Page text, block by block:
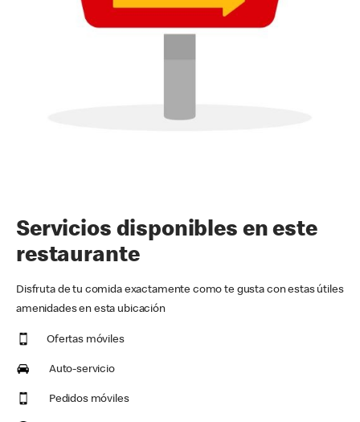
Servicios disponibles en este
restaurante
Disfruta de tu comida exactamente como te gusta con estas útiles
amenidades en esta ubicación
Ofertas móviles
Auto-servicio
Pedidos móviles